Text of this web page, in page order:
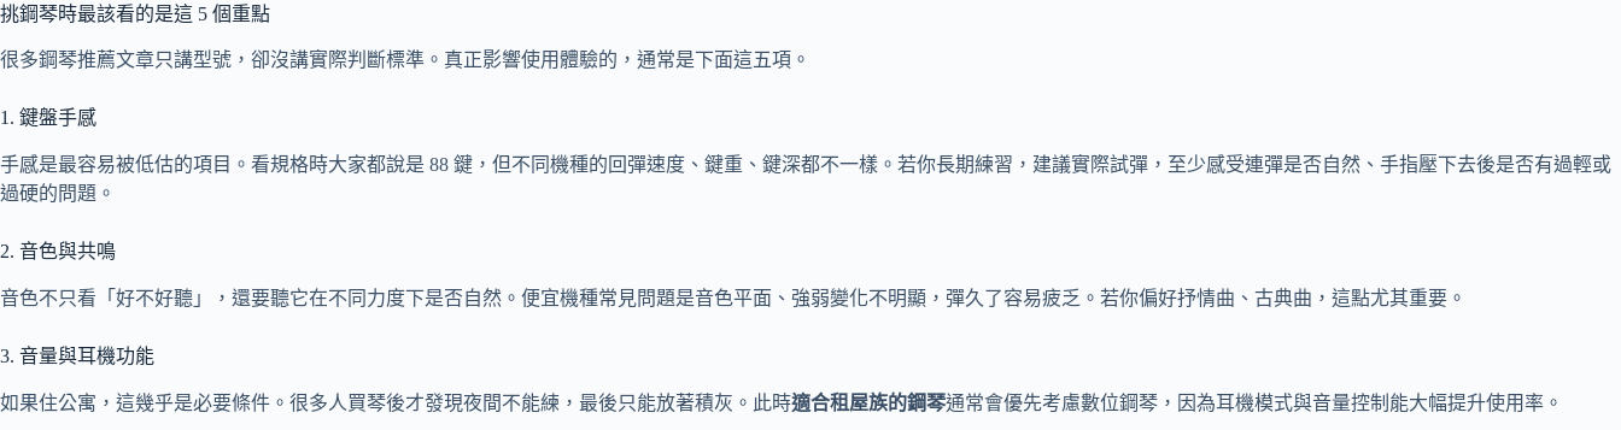
挑鋼琴時最該看的是這 5 個重點
很多鋼琴推薦文章只講型號，卻沒講實際判斷標準。真正影響使用體驗的，通常是下面這五項。
1. 鍵盤手感
手感是最容易被低估的項目。看規格時大家都說是 88 鍵，但不同機種的回彈速度、鍵重、鍵深都不一樣。若你長期練習，建議實際試彈，至少感受連彈是否自然、手指壓下去後是否有過輕或
過硬的問題。
2. 音色與共鳴
音色不只看「好不好聽」，還要聽它在不同力度下是否自然。便宜機種常見問題是音色平面、強弱變化不明顯，彈久了容易疲乏。若你偏好抒情曲、古典曲，這點尤其重要。
3. 音量與耳機功能
如果住公寓，這幾乎是必要條件。很多人買琴後才發現夜間不能練，最後只能放著積灰。此時適合租屋族的鋼琴通常會優先考慮數位鋼琴，因為耳機模式與音量控制能大幅提升使用率。